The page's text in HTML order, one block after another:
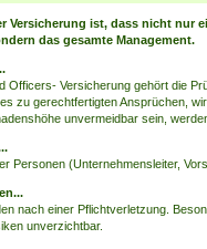
Versicherung ist, dass nicht nur
das gesamte Management.
Officers- Versicherung gehört die
zu gerechtfertigten Ansprüchen,
unvermeidbar sein,
Personen (Unternehmensleiter,
nach einer Pflichtverletzung.
unverzichtbar.